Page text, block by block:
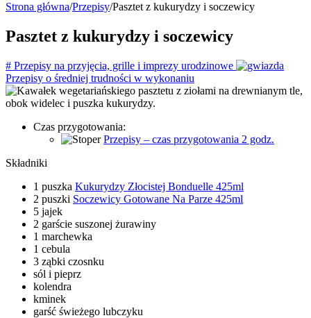
Strona główna/Przepisy/Pasztet z kukurydzy i soczewicy
Pasztet z kukurydzy i soczewicy
# Przepisy na przyjęcia, grille i imprezy urodzinowe
Przepisy o średniej trudności w wykonaniu
Czas przygotowania:
Przepisy – czas przygotowania 2 godz.
Składniki
1 puszka Kukurydzy Złocistej Bonduelle 425ml
2 puszki Soczewicy Gotowane Na Parze 425ml
5 jajek
2 garście suszonej żurawiny
1 marchewka
1 cebula
3 ząbki czosnku
sól i pieprz
kolendra
kminek
garść świeżego lubczyku